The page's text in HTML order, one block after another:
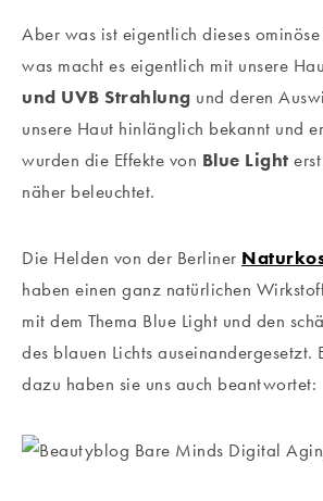
Aber was ist eigentlich dieses
was macht es eigentlich mit unsere
und UVB Strahlung und deren
unsere Haut hinlänglich bekannt und
wurden die Effekte von Blue Light
näher beleuchtet.
Die Helden von der Berliner
haben einen ganz natürlichen
mit dem Thema Blue Light und den
des blauen Lichts auseinandergesetzt.
dazu haben sie uns auch beantwortet: